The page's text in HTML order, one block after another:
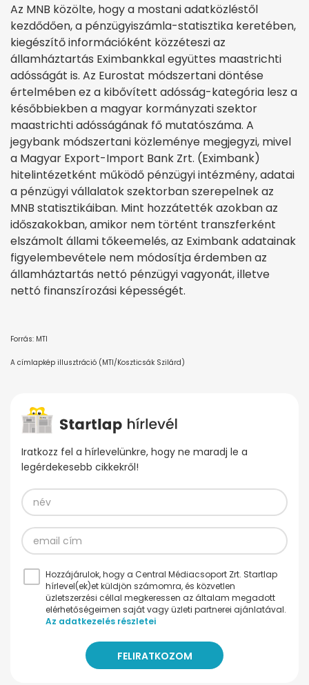
Az MNB közölte, hogy a mostani adatközléstől
kezdődően, a pénzügyiszámla-statisztika keretében,
kiegészítő információként közzéteszi az
államháztartás Eximbankkal együttes maastrichti
adósságát is. Az Eurostat módszertani döntése
értelmében ez a kibővített adósság-kategória lesz a
későbbiekben a magyar kormányzati szektor
maastrichti adósságának fő mutatószáma. A
jegybank módszertani közleménye megjegyzi, mivel
a Magyar Export-Import Bank Zrt. (Eximbank)
hitelintézetként működő pénzügyi intézmény, adatai
a pénzügyi vállalatok szektorban szerepelnek az
MNB statisztikáiban. Mint hozzátették azokban az
időszakokban, amikor nem történt transzferként
elszámolt állami tőkeemelés, az Eximbank adatainak
figyelembevétele nem módosítja érdemben az
államháztartás nettó pénzügyi vagyonát, illetve
nettó finanszírozási képességét.
Forrás: MTI
A címlapkép illusztráció (MTI/Koszticsák Szilárd)
Iratkozz fel a hírlevelünkre, hogy ne maradj le a
legérdekesebb cikkekről!
Hozzájárulok, hogy a Central Médiacsoport Zrt. Startlap
hírlevel(ek)et küldjön számomra, és közvetlen
üzletszerzési céllal megkeressen az általam megadott
elérhetőségeimen saját vagy üzleti partnerei ajánlatával.
Az adatkezelés részletei